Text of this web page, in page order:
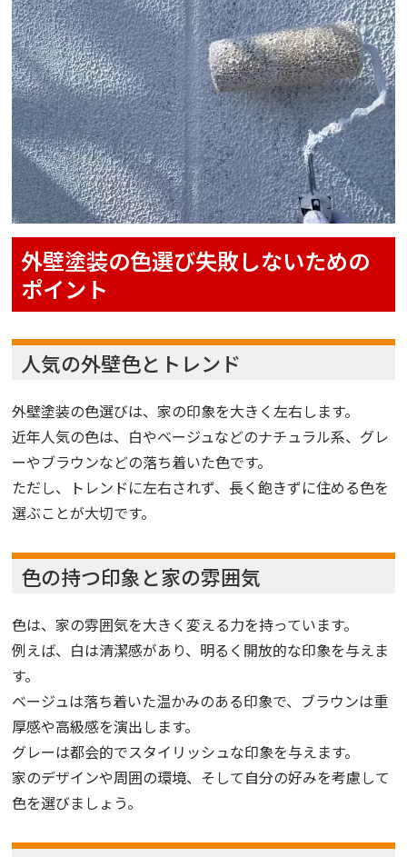
外壁塗装の色選び失敗しないための
ポイント
人気の外壁色とトレンド
外壁塗装の色選びは、家の印象を大きく左右します。
近年人気の色は、白やベージュなどのナチュラル系、グレ
ーやブラウンなどの落ち着いた色です。
ただし、トレンドに左右されず、長く飽きずに住める色を
選ぶことが大切です。
色の持つ印象と家の雰囲気
色は、家の雰囲気を大きく変える力を持っています。
例えば、白は清潔感があり、明るく開放的な印象を与えま
す。
ベージュは落ち着いた温かみのある印象で、ブラウンは重
厚感や高級感を演出します。
グレーは都会的でスタイリッシュな印象を与えます。
家のデザインや周囲の環境、そして自分の好みを考慮して
色を選びましょう。